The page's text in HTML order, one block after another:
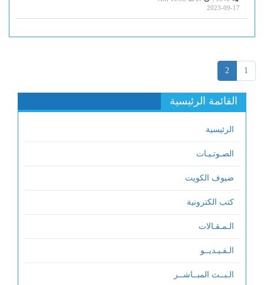
2023-09-17
1
2
القائمة الرئيسية
الرئيسية
الصـوتـيـات
ضيوف الكويت
كتب الكترونية
الـمـقـالات
الـفـيـديــو
الـبــث المبــاشــر